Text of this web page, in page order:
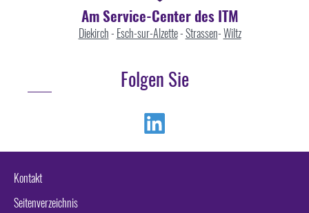
Am Service-Center des ITM
Diekirch- Esch-sur-Alzette-Strassen-Wiltz
Folgen Sie
Kontakt
Seitenverzeichnis